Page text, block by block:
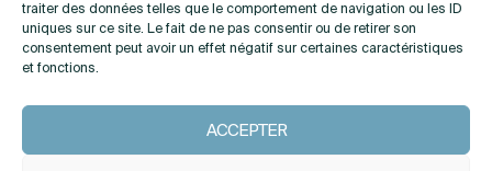
traiter des données telles que le comportement de navigation ou les ID
uniques sur ce site. Le fait de ne pas consentir ou de retirer son
consentement peut avoir un effet négatif sur certaines caractéristiques
et fonctions.
ACCEPTER
A propos